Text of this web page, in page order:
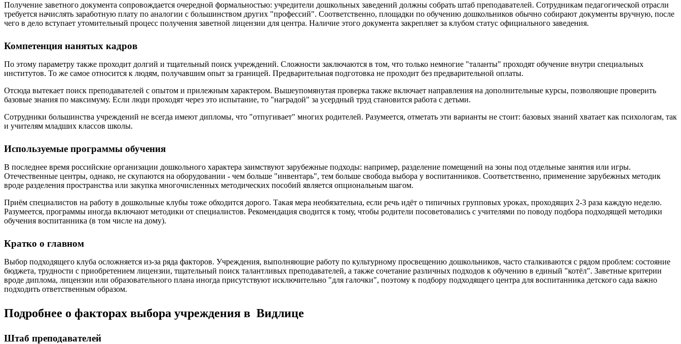
Получение заветного документа сопровождается очередной формальностью: учредители дошкольных заведений должны собрать штаб преподавателей. Сотрудникам педагогической отрасли
требуется начислять заработную плату по аналогии с большинством других "профессий". Соответственно, площадки по обучению дошкольников обычно собирают документы вручную, после
чего в дело вступает утомительный процесс получения заветной лицензии для центра. Наличие этого документа закрепляет за клубом статус официального заведения.
Компетенция нанятых кадров
По этому параметру также проходит долгий и тщательный поиск учреждений. Сложности заключаются в том, что только немногие "таланты" проходят обучение внутри специальных
институтов. То же самое относится к людям, получавшим опыт за границей. Предварительная подготовка не проходит без предварительной оплаты.
Отсюда вытекает поиск преподавателей с опытом и прилежным характером. Вышеупомянутая проверка также включает направления на дополнительные курсы, позволяющие проверить
базовые знания по максимуму. Если люди проходят через это испытание, то "наградой" за усердный труд становится работа с детьми.
Сотрудники большинства учреждений не всегда имеют дипломы, что "отпугивает" многих родителей. Разумеется, отметать эти варианты не стоит: базовых знаний хватает как психологам, так
и учителям младших классов школы.
Используемые программы обучения
В последнее время российские организации дошкольного характера заимствуют зарубежные подходы: например, разделение помещений на зоны под отдельные занятия или игры.
Отечественные центры, однако, не скупаются на оборудовании - чем больше "инвентарь", тем больше свобода выбора у воспитанников. Соответственно, применение зарубежных методик
вроде разделения пространства или закупка многочисленных методических пособий является опциональным шагом.
Приём специалистов на работу в дошкольные клубы тоже обходится дорого. Такая мера необязательна, если речь идёт о типичных групповых уроках, проходящих 2-3 раза каждую неделю.
Разумеется, программы иногда включают методики от специалистов. Рекомендация сводится к тому, чтобы родители посоветовались с учителями по поводу подбора подходящей методики
обучения воспитанника (в том числе на дому).
Кратко о главном
Выбор подходящего клуба осложняется из-за ряда факторов. Учреждения, выполняющие работу по культурному просвещению дошкольников, часто сталкиваются с рядом проблем: состояние
бюджета, трудности с приобретением лицензии, тщательный поиск талантливых преподавателей, а также сочетание различных подходов к обучению в единый "котёл". Заветные критерии
вроде диплома, лицензии или образовательного плана иногда присутствуют исключительно "для галочки", поэтому к подбору подходящего центра для воспитанника детского сада важно
подходить ответственным образом.
Подробнее о факторах выбора учреждения в Видлице
Штаб преподавателей